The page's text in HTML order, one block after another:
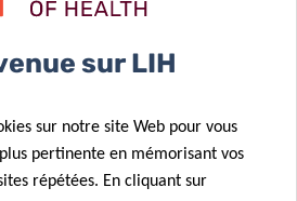
sur LIH
sur notre site Web pour vous
pertinente en mémorisant vos
répétées. En cliquant sur